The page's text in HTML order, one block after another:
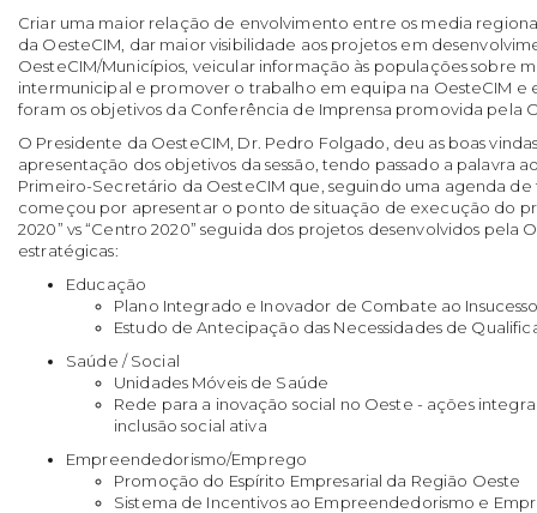
Criar uma maior relação de envolvimento entre os media
da OesteCIM, dar maior visibilidade aos projetos em
OesteCIM/Municípios, veicular informação às populações sobre
intermunicipal e promover o trabalho em equipa na OesteCIM e
foram os objetivos da Conferência de Imprensa promovida pela
O Presidente da OesteCIM, Dr. Pedro Folgado, deu as boas
apresentação dos objetivos da sessão, tendo passado a palavra
Primeiro-Secretário da OesteCIM que, seguindo uma agenda de
começou por apresentar o ponto de situação de execução do
2020” vs “Centro 2020” seguida dos projetos desenvolvidos pela
estratégicas:
Educação
Plano Integrado e Inovador de Combate ao
Estudo de Antecipação das Necessidades de
Saúde / Social
Unidades Móveis de Saúde
Rede para a inovação social no Oeste - ações
inclusão social ativa
Empreendedorismo/Emprego
Promoção do Espírito Empresarial da Região Oeste
Sistema de Incentivos ao Empreendedorismo e